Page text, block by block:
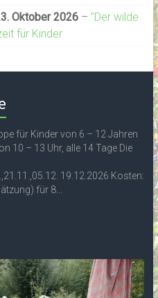
Oktober 2026– "Der wilde
für Kinder
für Kinder von 6 – 12 Jahren
10 – 13 Uhr, alle 14 Tage Die
19.12.2026 Kosten:
für 8...